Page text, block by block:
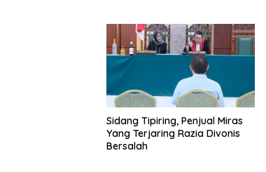
Sidang Tipiring, Penjual Miras
Yang Terjaring Razia Divonis
Bersalah